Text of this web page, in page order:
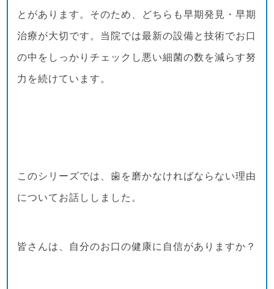
とがあります。そのため、どちらも早期発見・早期
治療が大切です。当院では最新の設備と技術でお口
の中をしっかりチェックし悪い細菌の数を減らす努
力を続けています。
このシリーズでは、歯を磨かなければならない理由
についてお話ししました。
皆さんは、自分のお口の健康に自信がありますか？